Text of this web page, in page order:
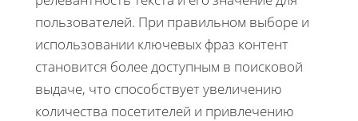
пользователей. При правильном выборе и
использовании ключевых фраз контент
становится более доступным в поисковой
выдаче, что способствует увеличению
количества посетителей и привлечению